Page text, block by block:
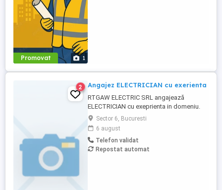
Promovat 1
2 Angajez ELECTRICIAN cu exerienta
RTGAW ELECTRIC SRL angajează
ELECTRICIAN cu exeprienta in domeniu.
Cautam electricieni cu experienta pentru
proiecte in Bucuresti si Ilfov. *Oferim:* *
5.500 - 7.000 lei net, in functie de
experienta; * bonusuri de performanta; *
scule si echipamente asigurate; *
Sector 6, Bucuresti
6 august
Telefon validat
Repostat automat